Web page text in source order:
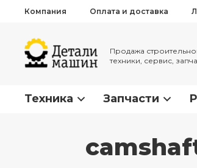
Компания Оплата и доставка
Продажа
техники, сервис,
Техника Запчасти